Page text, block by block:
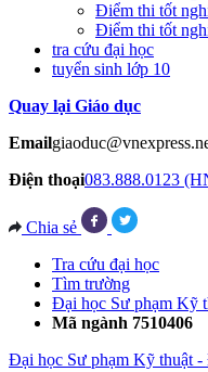
Điểm thi tốt
Điểm thi tốt
tra cứu đại học
tuyển sinh lớp 10
Quay lại Giáo dục
Email
Điện thoại083.888.0123
Chia sẻ
Tra cứu đại học
Tìm trường
Đại học Sư phạm Kỹ
Mã ngành 7510406
Đại học Sư phạm Kỹ thuật